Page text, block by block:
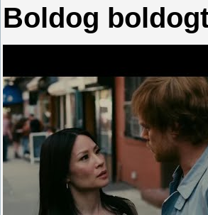
Boldog